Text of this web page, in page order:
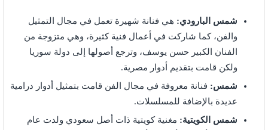
شمس البارودي: هي فنانة شهيرة تعمل في مجال التمثيل
والفن، كما شاركت في أعمال فنية كثيرة، وهي متزوجة من
الفنان الكبير حسن يوسف، وترجع أصولها إلى دولة سوريا
ولكن قامت بتقديم أدوار مصرية.
شمس: فنانة معروفة في مجال الفن قامت بتمثيل أدوار درامية
عديدة بالإضافة للمسلسلات.
شمس الكويتية: مغنية كويتية ذات أصل سعودي ولدت عام